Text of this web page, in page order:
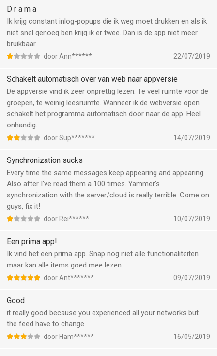
D r a m a
Ik krijg constant inlog-popups die ik weg moet drukken en als ik
niet snel genoeg ben krijg ik er twee. Dan is de app niet meer
bruikbaar.
door Ann****** 22/07/2019
Schakelt automatisch over van web naar appversie
De appversie vind ik zeer onprettig lezen. Te veel ruimte voor de
groepen, te weinig leesruimte. Wanneer ik de webversie open
schakelt het programma automatisch door naar de app. Heel
onhandig.
door Sup******* 14/07/2019
Synchronization sucks
Every time the same messages keep appearing and appearing.
Also after I've read them a 100 times. Yammer's
synchronization with the server/cloud is really terrible. Come on
guys, fix it!
door Rei****** 10/07/2019
Een prima app!
Ik vind het een prima app. Snap nog niet alle functionaliteiten
maar kan alle items goed mee lezen.
door Ant******* 09/07/2019
Good
it really good because you experienced all your networks but
the feed have to change
door Ham****** 16/05/2019